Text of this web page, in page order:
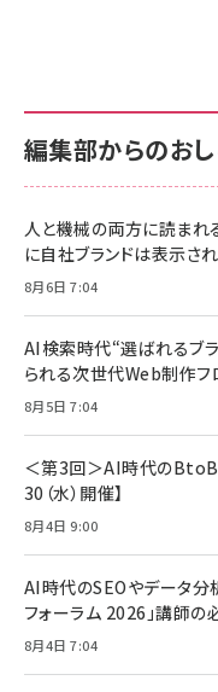
￥
刊
￥
￥
内
止
イ
￥
【
デ
￥
【
ン
C
束
内
￥
C
イト
￥
本
￥
ヤ
￥
編集部からのお
人と機械の両方に読まれ
に自社ブランドは表示さ
8月6日 7:04
AI検索時代“選ばれるブ
られる次世代Web制作フ
8月5日 7:04
＜第3回＞AI時代のBtoB
30（水）開催】
8月4日 9:00
AI時代のSEOやデータ分
フォーラム 2026」講師の
8月4日 7:04